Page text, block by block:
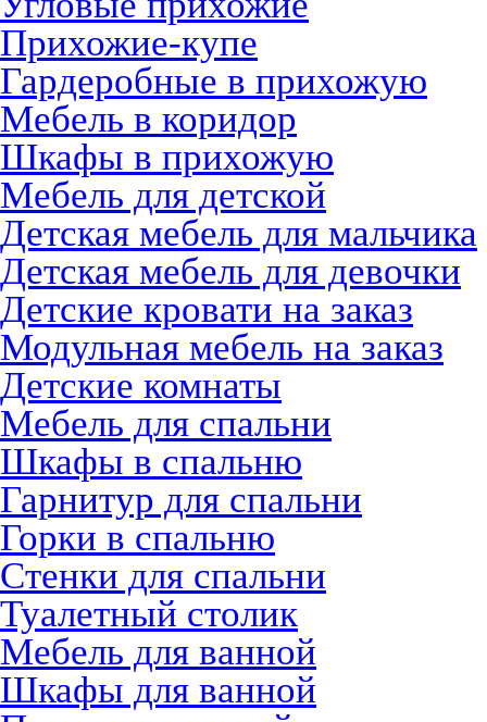
Прихожие-купе
Гардеробные в прихожую
Мебель в коридор
Шкафы в прихожую
Мебель для детской
Детская мебель для мальчика
Детская мебель для девочки
Детские кровати на заказ
Модульная мебель на заказ
Детские комнаты
Мебель для спальни
Шкафы в спальню
Гарнитур для спальни
Горки в спальню
Стенки для спальни
Туалетный столик
Мебель для ванной
Шкафы для ванной